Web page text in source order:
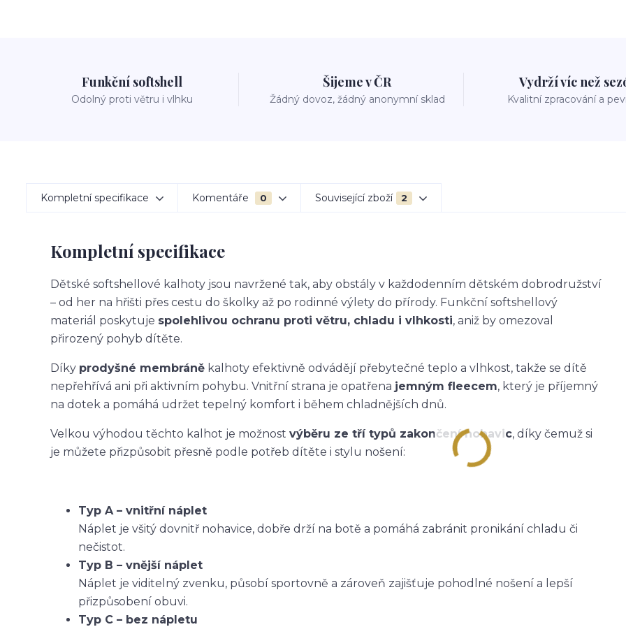
Funkční softshell
Odolný proti větru i vlhku
Šijeme v ČR
Žádný dovoz, žádný anonymní sklad
Vydrží víc než
Kvalitní zpracování a
Kompletní specifikace Komentáře 0 Související zboží 2
Kompletní specifikace
Dětské softshellové kalhoty jsou navržené tak, aby obstály v každodenním dětském dobrodružství
– od her na hřišti přes cestu do školky až po rodinné výlety do přírody. Funkční softshellový
materiál poskytuje spolehlivou ochranu proti větru, chladu i vlhkosti, aniž by omezoval
přirozený pohyb dítěte.
Díky prodyšné membráně kalhoty efektivně odvádějí přebytečné teplo a vlhkost, takže se dítě
nepřehřívá ani při aktivním pohybu. Vnitřní strana je opatřena jemným fleecem, který je příjemný
na dotek a pomáhá udržet tepelný komfort i během chladnějších dnů.
Velkou výhodou těchto kalhot je možnost výběru ze tří typů zakončení nohavic, díky čemuž si
je můžete přizpůsobit přesně podle potřeb dítěte i stylu nošení:
Typ A – vnitřní náplet
Náplet je všitý dovnitř nohavice, dobře drží na botě a pomáhá zabránit pronikání chladu či
nečistot.
Typ B – vnější náplet
Náplet je viditelný zvenku, působí sportovně a zároveň zajišťuje pohodlné nošení a lepší
přizpůsobení obuvi.
Typ C – bez nápletu